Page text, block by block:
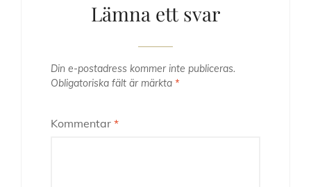
Lämna ett svar
Din e-postadress kommer inte publiceras.
Obligatoriska fält är märkta *
Kommentar *